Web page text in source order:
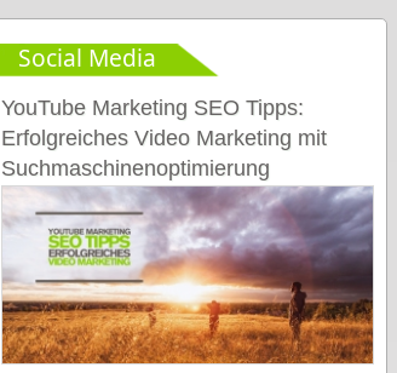
Social Media
YouTube Marketing SEO Tipps:
Erfolgreiches Video Marketing mit
Suchmaschinenoptimierung